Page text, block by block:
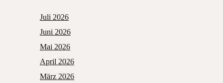
Juli 2026
Juni 2026
Mai 2026
April 2026
März 2026